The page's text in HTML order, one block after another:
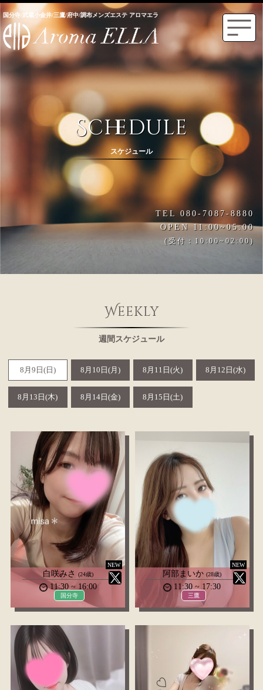
国分寺/武蔵小金井/三鷹/府中/調布メンズエステ アロマエラ
TEL 080-7087-8880
OPEN 11:00~05:00
(受付：10:00~02:00)
Schedule
スケジュール
Weekly
週間スケジュール
8月9日(日) 8月10日(月) 8月11日(火) 8月12日(水)
8月13日(木) 8月14日(金) 8月15日(土)
NEW
白咲みさ (24歳)
11:30 ~ 16:00
国分寺
NEW
阿部まいか(28歳)
11:30 ~ 17:30
三鷹